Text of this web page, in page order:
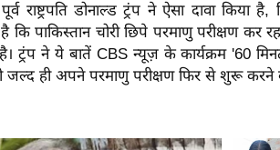
डोनाल्ड ट्रंप ने ऐसा दावा किया है,
कि पाकिस्तान चोरी छिपे परमाणु परीक्षण कर
ट्रंप ने ये बातें CBS न्यूज़ के कार्यक्रम '60
जल्द ही अपने परमाणु परीक्षण फिर से शुरू करने